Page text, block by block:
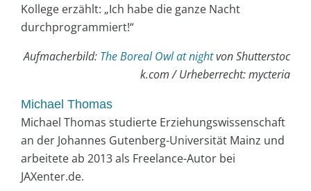
Kollege erzählt: „Ich habe die ganze Nacht
durchprogrammiert!“
Aufmacherbild: The Boreal Owl at nightvon Shutterstoc
k.com / Urheberrecht: mycteria
Michael Thomas
Michael Thomas studierte Erziehungswissenschaft
an der Johannes Gutenberg-Universität Mainz und
arbeitete ab 2013 als Freelance-Autor bei
JAXenter.de.